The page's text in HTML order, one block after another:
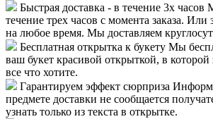
Быстрая доставка - в течение 3х часов
течение трех часов с момента заказа. Или
на любое время. Мы доставляем
Бесплатная открытка к букету Мы
ваш букет красивой открыткой, в
все что хотите.
Гарантируем эффект сюрприза
предмете доставки не сообщается
узнать только из текста в открытке.